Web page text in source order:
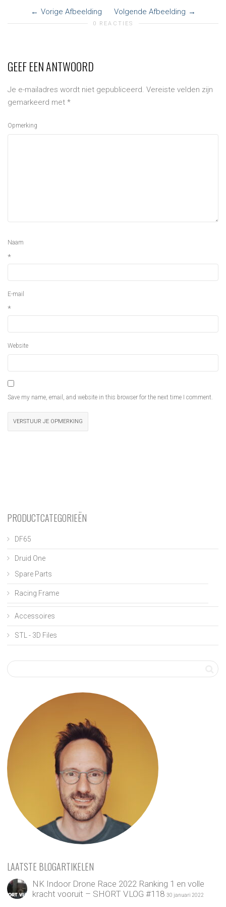
Vorige Afbeelding Volgende Afbeelding
0 REACTIES
GEEF EEN ANTWOORD
Je e-mailadres wordt niet gepubliceerd. Vereiste velden zijn
gemarkeerd met *
Opmerking
Naam
*
E-mail
*
Website
Save my name, email, and website in this browser for the next time I comment.
PRODUCTCATEGORIEËN
DF65
Druid One
Spare Parts
Racing Frame
Accessoires
STL - 3D Files
LAATSTE BLOGARTIKELEN
NK Indoor Drone Race 2022 Ranking 1 en volle
kracht vooruit – SHORT VLOG #118 30 januari 2022